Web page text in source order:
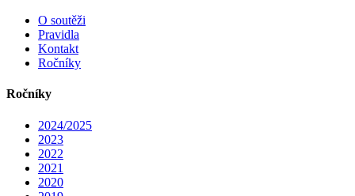
O soutěži
Pravidla
Kontakt
Ročníky
Ročníky
2024/2025
2023
2022
2021
2020